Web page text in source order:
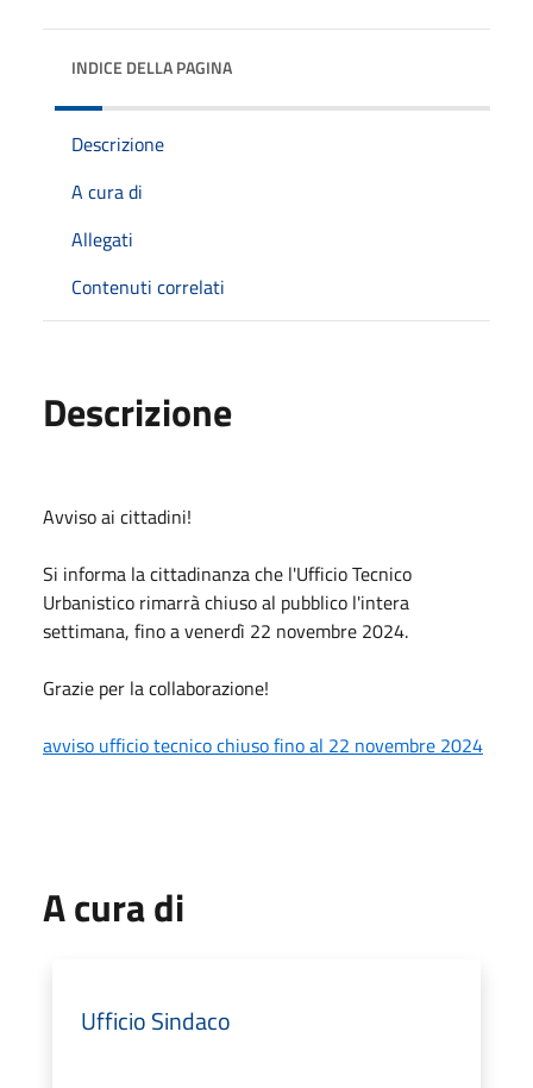
INDICE DELLA PAGINA
Descrizione
A cura di
Allegati
Contenuti correlati
Descrizione
Avviso ai cittadini!
Si informa la cittadinanza che l'Ufficio Tecnico
Urbanistico rimarrà chiuso al pubblico l'intera
settimana, fino a venerdì 22 novembre 2024.
Grazie per la collaborazione!
avviso ufficio tecnico chiuso fino al 22 novembre 2024
A cura di
Ufficio Sindaco